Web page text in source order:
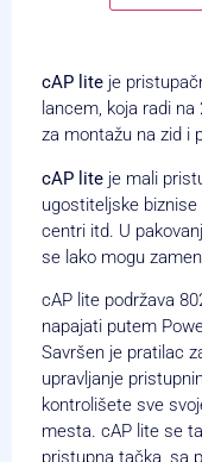
cAP lite je
lancem, koja radi
za montažu na zid i
cAP lite je mali
ugostiteljske
centri itd. U
se lako mogu
cAP lite podržava
napajati putem
Savršen je pratilac
upravljanje
kontrolišete sve
mesta. cAP lite se
pristupna tačka, sa